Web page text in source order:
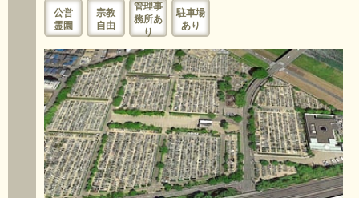
公営
霊園
宗教
自由
管理事
務所あ
り
駐車場
あり